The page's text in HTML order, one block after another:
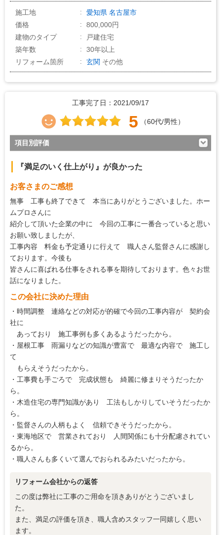
施工地 愛知県 名古屋市
価格
800,000円
建物のタイプ
戸建住宅
築年数
30年以上
リフォーム箇所
玄関 その他
工事完了日：2021/09/17
5 （60代/男性）
項目別評価
説明の分かりやすさ
施工の段取り・管理 5
作業中の配慮 5
仕上がり
価格の納得感
『満足のいく仕上がり』が良かった
お客さまのご感想
無事 工事も終了できて 本当にありがとうございました。ホー
ムプロさんに
紹介して頂いた企業の中に 今回の工事に一番合っていると思い
お願い致しましたが、
工事内容 料金も予定通りに行えて 職人さん監督さんに感謝し
ております。今後も
皆さんに喜ばれる仕事をされる事を期待しております。色々お世
話になりました。
この会社に決めた理由
・時間調整 連絡などの対応が的確で今回の工事内容が 契約会
社に
あっており 施工事例も多くあるようだったから。
・屋根工事 雨漏りなどの知識が豊富で 最適な内容で 施工し
て
もらえそうだったから。
・工事費も手ごろで 完成状態も 綺麗に修まりそうだったか
ら。
・木造住宅の専門知識があり 工法もしかりしていそうだったか
ら。
・監督さんの人柄もよく 信頼できそうだったから。
・東海地区で 営業されており 人間関係にも十分配慮されてい
るから。
・職人さんも多くいて選んでおられるみたいだったから。
リフォーム会社からの返答
この度は弊社に工事のご用命を頂きありがとうございまし
た。
また、満足の評価を頂き、職人含めスタッフ一同嬉しく思い
ます。